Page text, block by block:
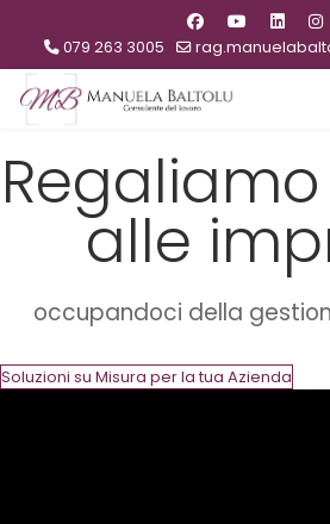
079 263 3005
alle
occupandoci della
Soluzioni su Misura per la tua Azienda